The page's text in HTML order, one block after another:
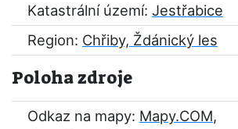
Katastrální území: Jestřabice
Region: Chřiby, Ždánický les
Poloha zdroje
Odkaz na mapy: Mapy.COM,